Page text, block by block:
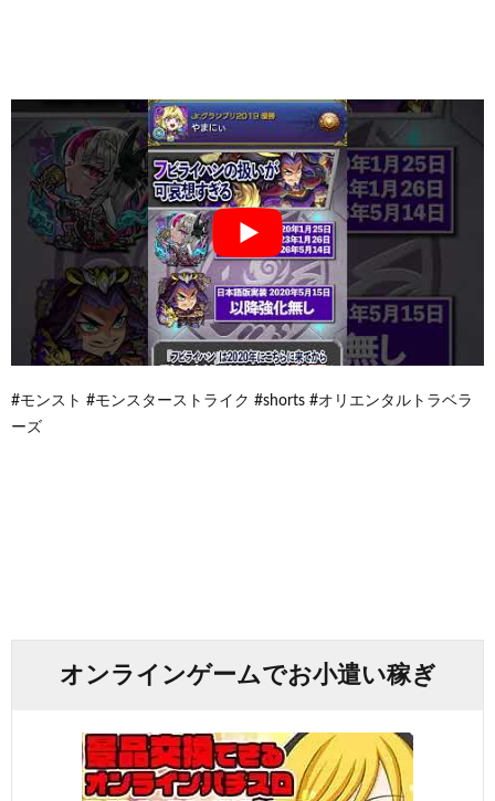
#モンスト #モンスターストライク #shorts #オリエンタルトラベラ
ーズ
オンラインゲームでお小遣い稼ぎ